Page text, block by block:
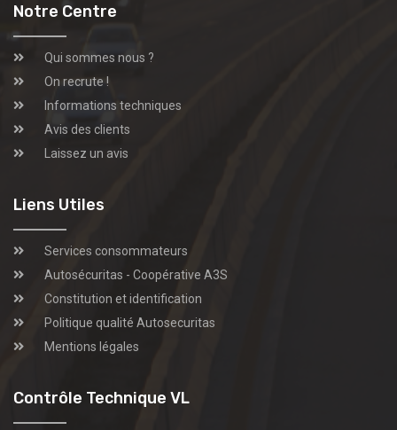
Notre Centre
Qui sommes nous ?
On recrute !
Informations techniques
Avis des clients
Laissez un avis
Liens Utiles
Services consommateurs
Autosécuritas - Coopérative A3S
Constitution et identification
Politique qualité Autosecuritas
Mentions légales
Contrôle Technique VL